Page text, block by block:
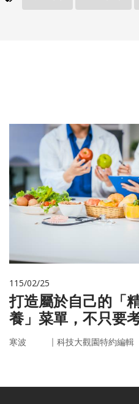
籤
115/02/25
打造屬於自己的「
養」菜單，不只要
因，關鍵更在腸道微
寒波 ｜ 科技大觀園特約編輯